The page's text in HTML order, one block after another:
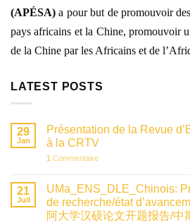
(APÉSA) a pourbut de promouvoir
pays africains et la Chine, promouvoir
de la Chine par les Africains et de
LATEST POSTS
29
Jan
Présentation de la Revue
à la CRTV
1 Commentaire
21
Juil
UMa_ENS_DLE_Chinois:
de recherche/état
阿大学汉硕论文开题报告/中